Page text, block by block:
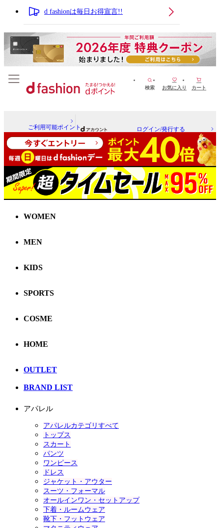
d fashionは毎日お得宣言!!
検索 お気に入り カート
ご利用可能ポイント ログイン/発行する
WOMEN
MEN
KIDS
SPORTS
COSME
HOME
OUTLET
BRAND LIST
アパレル
アパレルカテゴリすべて
トップス
スカート
パンツ
ワンピース
ドレス
ジャケット・アウター
スーツ・フォーマル
オールインワン・セットアップ
下着・ルームウェア
靴下・フットウェア